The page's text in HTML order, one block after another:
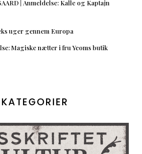
| Anmeldelse: Kalle og Kaptajn
uger gennem Europa
Magiske nætter i fru Yeoms butik
KATEGORIER